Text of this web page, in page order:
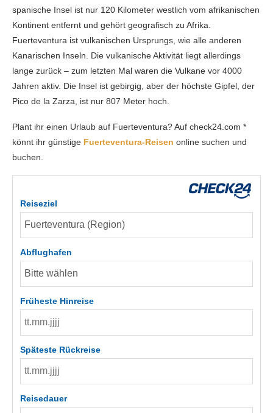
spanische Insel ist nur 120 Kilometer westlich vom afrikanischen
Kontinent entfernt und gehört geografisch zu Afrika.
Fuerteventura ist vulkanischen Ursprungs, wie alle anderen
Kanarischen Inseln. Die vulkanische Aktivität liegt allerdings
lange zurück – zum letzten Mal waren die Vulkane vor 4000
Jahren aktiv. Die Insel ist gebirgig, aber der höchste Gipfel, der
Pico de la Zarza, ist nur 807 Meter hoch.
Plant ihr einen Urlaub auf Fuerteventura? Auf check24.com *
könnt ihr günstige Fuerteventura-Reisen online suchen und
buchen.
Reiseziel
Abflughafen
Früheste Hinreise
Späteste Rückreise
Reisedauer